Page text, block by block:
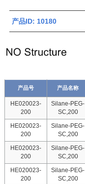
产品ID: 10180
产品号 产品名称
HE020023-
200
Silane-PEG-
SC,200
HE020023-
200
Silane-PEG-
SC,200
HE020023-
200
Silane-PEG-
SC,200
HE020023-
200
Silane-PEG-
SC,200